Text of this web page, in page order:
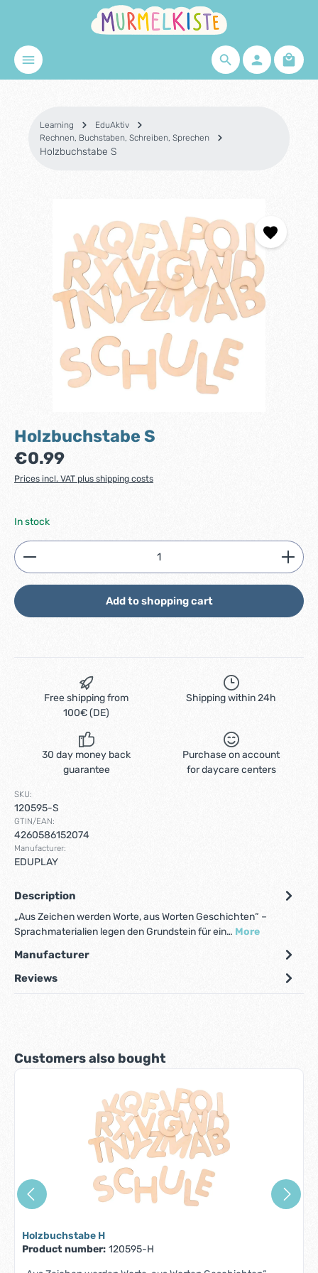
Skip to main content
Learning
EduAktiv
Rechnen, Buchstaben, Schreiben, Sprechen
Holzbuchstabe S
Holzbuchstabe S
Regular price:
€0.99
Prices incl. VAT plus shipping costs
In stock
Product Quantity: Enter the desired amount or
Add to shopping cart
Free shipping from
100€ (DE)
Shipping within 24h
30 day money back
guarantee
Purchase on account
for daycare centers
SKU:
120595-S
GTIN/EAN:
4260586152074
Manufacturer:
EDUPLAY
Description
„Aus Zeichen werden Worte, aus Worten Geschichten“ –
Sprachmaterialien legen den Grundstein für ein… More
Manufacturer
Reviews
Skip product gallery
Customers also bought
Holzbuchstabe H
Product number: 120595-H